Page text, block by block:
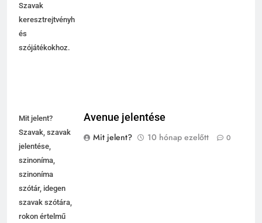
jelentése.
Szavak
keresztrejtvényhez
és
Mit jelent?
Szavak, szavak
jelentése,
szinoníma,
szinoníma
szótár, idegen
szavak szótára,